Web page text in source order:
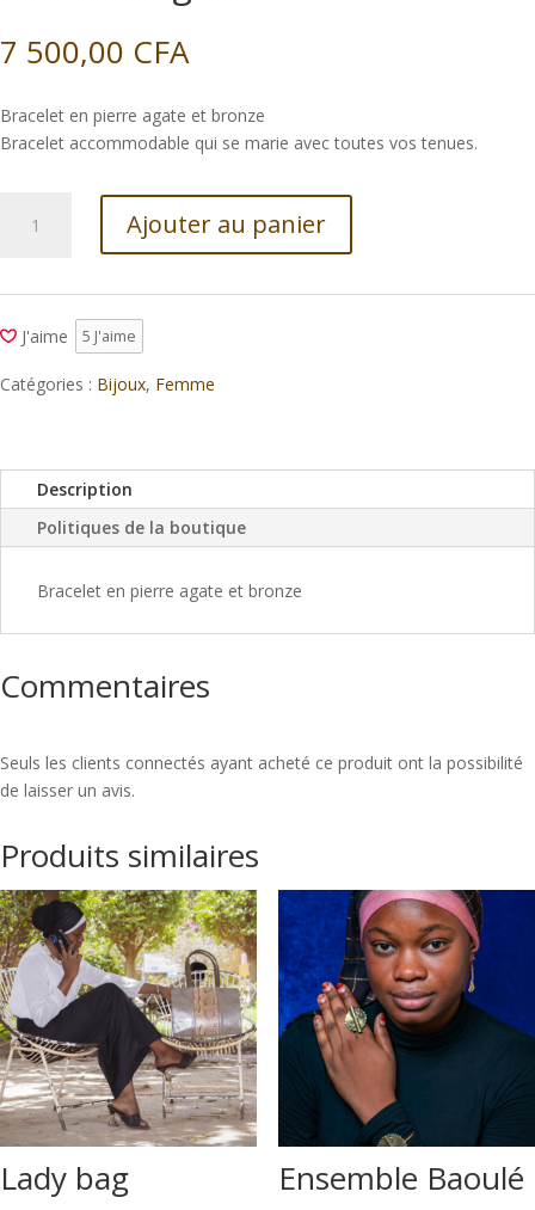
7 500,00 CFA
Bracelet en pierre agate et bronze
Bracelet accommodable qui se marie avec toutes vos tenues.
Ajouter au panier
J'aime 5 J'aime
Catégories : Bijoux, Femme
Description
Politiques de la boutique
Bracelet en pierre agate et bronze
Commentaires
Seuls les clients connectés ayant acheté ce produit ont la possibilité
de laisser un avis.
Produits similaires
Lady bag Ensemble Baoulé